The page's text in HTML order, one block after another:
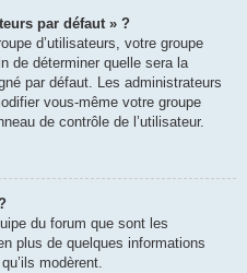
par défaut » ?
d’utilisateurs, votre groupe
de déterminer quelle sera la
par défaut. Les administrateurs
vous-même votre groupe
de contrôle de l’utilisateur.
du forum que sont les
plus de quelques informations
modèrent.